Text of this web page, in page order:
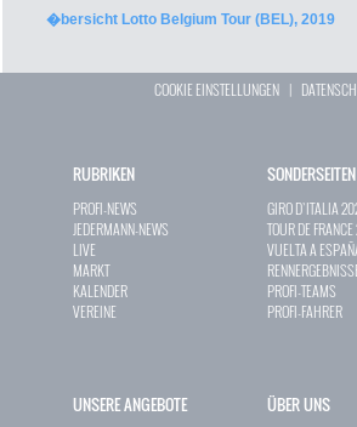
�bersicht Lotto Belgium Tour (BEL), 2019
COOKIE EINSTELLUNGEN |
RUBRIKEN
PROFI-NEWS
JEDERMANN-NEWS
LIVE
MARKT
KALENDER
VEREINE
SONDERSEITEN
GIRO D`ITALIA
TOUR DE
VUELTA A
PROFI-TEAMS
PROFI-FAHRER
UNSERE ANGEBOTE ÜBER UNS